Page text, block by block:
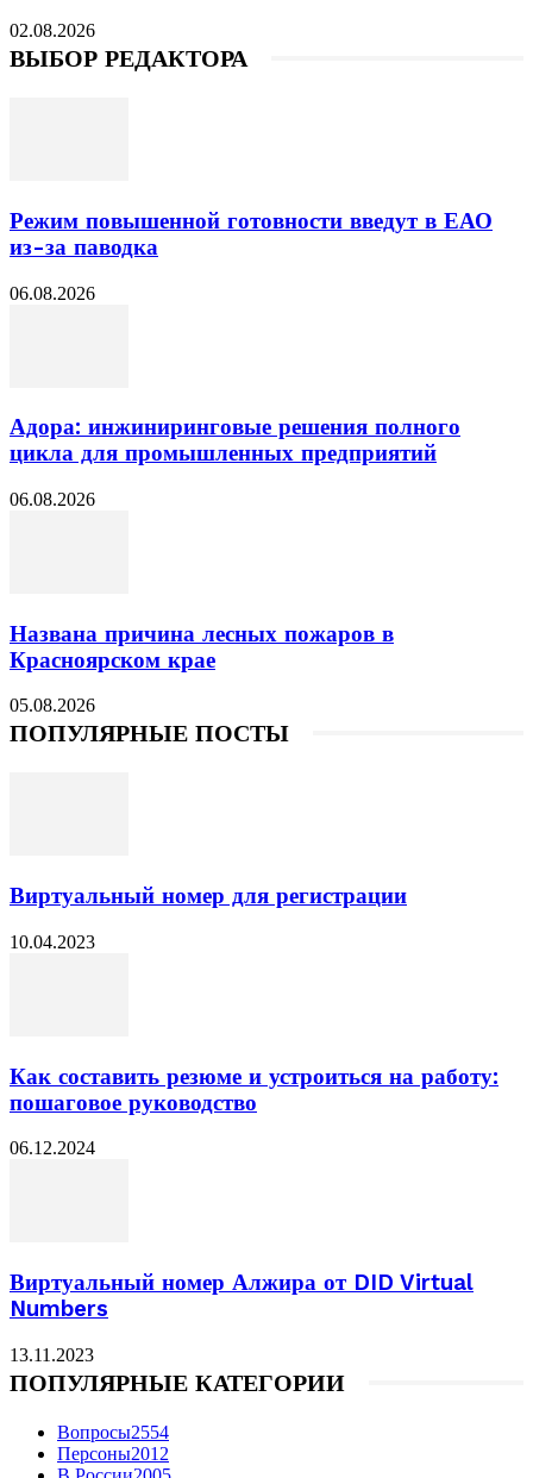
02.08.2026
ВЫБОР РЕДАКТОРА
Режим повышенной готовности введут в ЕАО
из-за паводка
06.08.2026
Адора: инжиниринговые решения полного
цикла для промышленных предприятий
06.08.2026
Названа причина лесных пожаров в
Красноярском крае
05.08.2026
ПОПУЛЯРНЫЕ ПОСТЫ
Виртуальный номер для регистрации
10.04.2023
Как составить резюме и устроиться на работу:
пошаговое руководство
06.12.2024
Виртуальный номер Алжира от DID Virtual
Numbers
13.11.2023
ПОПУЛЯРНЫЕ КАТЕГОРИИ
Вопросы2554
Персоны2012